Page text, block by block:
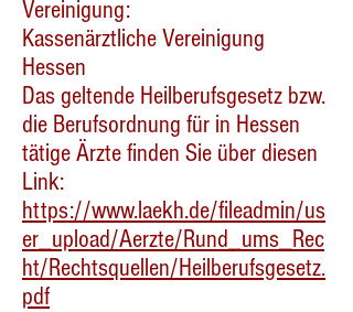
Vereinigung:
Kassenärztliche Vereinigung
Hessen
Das geltende Heilberufsgesetz bzw.
die Berufsordnung für in Hessen
tätige Ärzte finden Sie über diesen
Link:
https://www.laekh.de/fileadmin/us
er_upload/Aerzte/Rund_ums_Rec
ht/Rechtsquellen/Heilberufsgesetz.
pdf